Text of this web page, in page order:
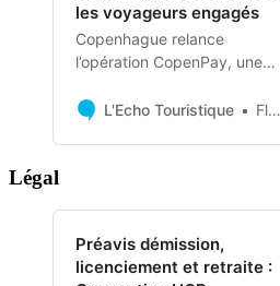
(France), KitzSki (Autriche),
Kronplatz (Italie), LAAX
(Suisse), Levi Ski Resorts
Zélande), Oberstdorf
les voyageurs engagés
Copenhague relance
l’opération CopenPay, une
et récompenser les
L'Echo Touristique Florian De Paola
Légal
Préavis démission,
licenciement et retraite :